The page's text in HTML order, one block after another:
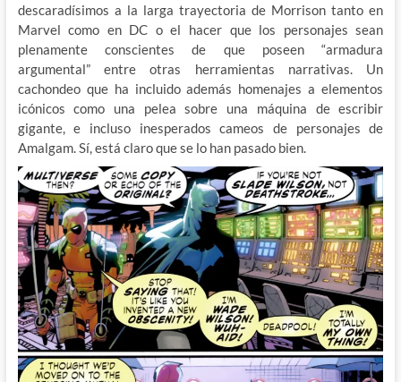
descaradísimos a la larga trayectoria de Morrison tanto en
Marvel como en DC o el hacer que los personajes sean
plenamente conscientes de que poseen “armadura
argumental” entre otras herramientas narrativas. Un
cachondeo que ha incluido además homenajes a elementos
icónicos como una pelea sobre una máquina de escribir
gigante, e incluso inesperados cameos de personajes de
Amalgam. Sí, está claro que se lo han pasado bien.